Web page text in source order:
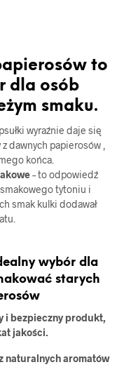
to
dla osób
smaku.
wyraźnie daje się
dawnych papierosów ,
końca.
– to odpowiedź
tytoniu i
smak kulki dodawał
wybór dla
starych
i bezpieczny produkt,
jakości.
naturalnych aromatów